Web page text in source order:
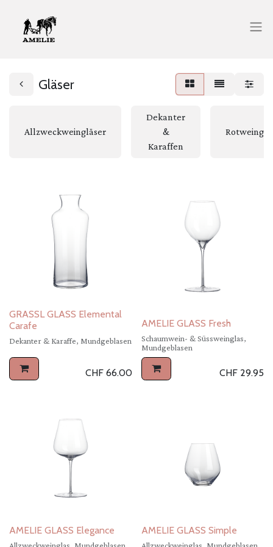
Gläser
Allzweckweingläser
Dekanter
&
Karaffen
GRASSL GLASS Elemental
Carafe
Dekanter & Karaffe, Mundgeblasen
CHF 66.00
AMELIE GLASS Fresh
Schaumwein- & Süssweinglas,
Mundgeblasen
CHF 29.95
AMELIE GLASS Elegance AMELIE GLASS Simple